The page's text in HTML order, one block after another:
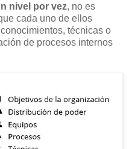
nivel por vez, no es
cada uno de ellos
técnicas o
de procesos internos